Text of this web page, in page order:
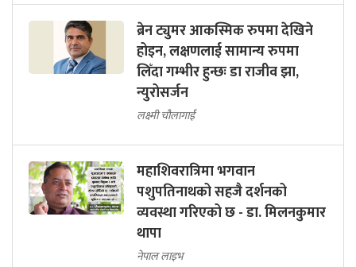
ब्रेन ट्युमर आकस्मिक रुपमा देखिने
होइन, लक्षणलाई सामान्य रुपमा
लिँदा गम्भीर हुन्छः डा राजीव झा,
न्युरोसर्जन
लक्ष्मी चौलागाईं
महाशिवरात्रिमा भगवान
पशुपतिनाथको सहजै दर्शनको
व्यवस्था गरिएको छ - डा. मिलनकुमार
थापा
नेपाल लाइभ